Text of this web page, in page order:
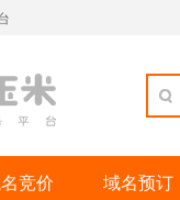
竞价 域名预订